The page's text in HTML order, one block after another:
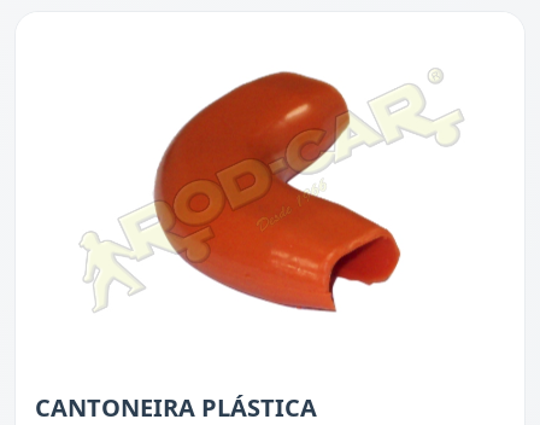
CANTONEIRA PLÁSTICA